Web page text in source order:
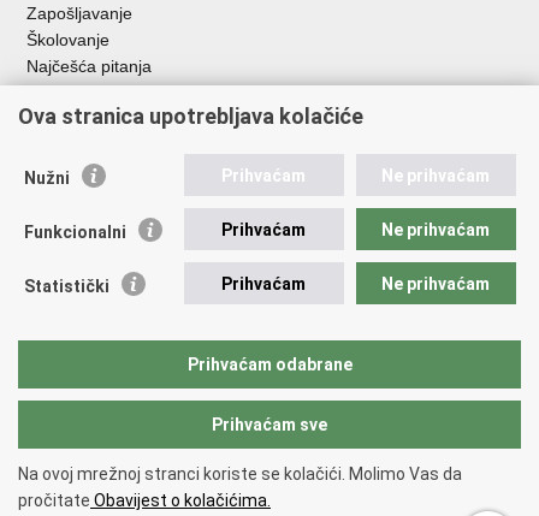
Zapošljavanje
Školovanje
Najčešća pitanja
Važne poveznice
EMN Nacionalna kontaktna točka za Republiku Hrvatsku
Policijska akademija
Zaklada policijske solidarnosti
Udruge
Copyright © 2026 Ministarstvo unutarnjih poslova Republike Hrvatske.
Ova stranica upotrebljava kolačiće
Nužni Prihvaćam Ne prihvaćam
Funkcionalni Prihvaćam Ne prihvaćam
Statistički Prihvaćam Ne prihvaćam
Prihvaćam odabrane
Prihvaćam sve
Na ovoj mrežnoj stranci koriste se kolačići. Molimo Vas da
pročitate Obavijest o kolačićima.